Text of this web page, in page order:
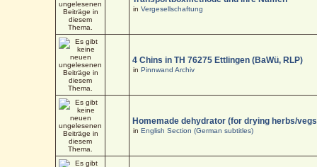
inVergesellschaftung
4 Chins in TH 76275 Ettlingen (BaWü, RLP)
inPinnwand Archiv
Homemade dehydrator (for drying herbs/
inEnglish Section (German subtitles)